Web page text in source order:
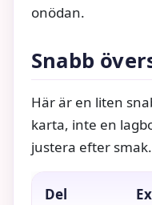
onödan.
Snabb
Här är en liten
karta, inte en
justera efter smak.
Del